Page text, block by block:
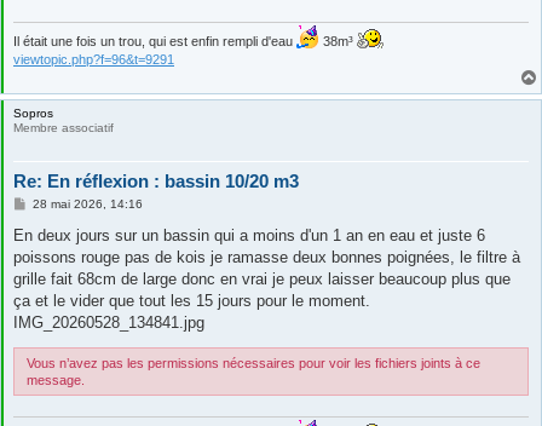
Il était une fois un trou, qui est enfin rempli d'eau
38m³
viewtopic.php?f=96&t=9291
Sopros
Membre associatif
Re: En réflexion : bassin 10/20 m3
M
s
a
g
28 mai 2026, 14:16
En deux jours sur un bassin qui a moins d'un 1 an en eau et juste 6
poissons rouge pas de kois je ramasse deux bonnes poignées, le filtre à
grille fait 68cm de large donc en vrai je peux laisser beaucoup plus que
ça et le vider que tout les 15 jours pour le moment.
IMG_20260528_134841.jpg
Vous n’avez pas les permissions nécessaires pour voir les fichiers joints à ce
message.